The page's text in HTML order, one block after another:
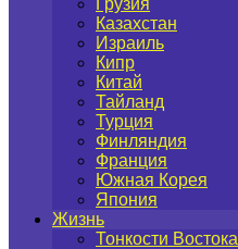
Грузия
Казахстан
Израиль
Кипр
Китай
Тайланд
Турция
Финляндия
Франция
Южная Корея
Япония
Жизнь
Тонкости Востока